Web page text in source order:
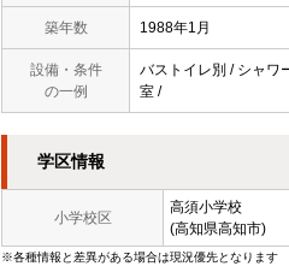
築年数 1988年1月
設備・条件
の一例
バストイレ別 / シャワ
室 /
学区情報
小学校区
高須小学校
(高知県高知市)
※各種情報と差異がある場合は現況優先となります